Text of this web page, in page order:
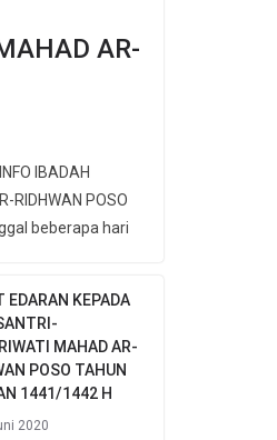
AR-
RIDHWAN POSO
beberapa hari
EDARAN KEPADA
MAHAD AR-
POSO TAHUN
1441/1442 H
2020